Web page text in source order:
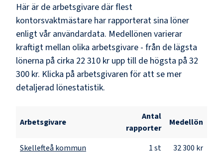
Här är de arbetsgivare där flest
kontorsvaktmästare har rapporterat sina löner
enligt vår användardata. Medellönen varierar
kraftigt mellan olika arbetsgivare - från de lägsta
lönerna på cirka 22 310 kr upp till de högsta på 32
300 kr. Klicka på arbetsgivaren för att se mer
detaljerad lönestatistik.
Arbetsgivare
Antal
rapporter
Medellön
Skellefteå kommun 1st
32 300 kr